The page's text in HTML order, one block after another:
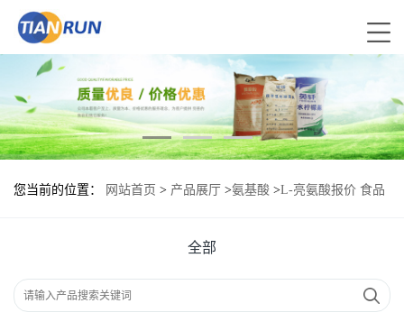
您当前的位置： 网站首页 > 产品展厅 >氨基酸 >L-亮氨酸报价 食品
全部